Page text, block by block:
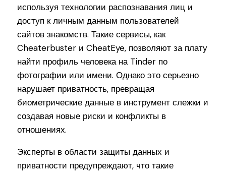
используя технологии распознавания лиц и
доступ к личным данным пользователей
сайтов знакомств. Такие сервисы, как
Cheaterbuster и CheatEye, позволяют за плату
найти профиль человека на Tinder по
фотографии или имени. Однако это серьезно
нарушает приватность, превращая
биометрические данные в инструмент слежки и
создавая новые риски и конфликты в
отношениях.
Эксперты в области защиты данных и
приватности предупреждают, что такие